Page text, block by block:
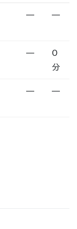
— —
—
0
分
— —